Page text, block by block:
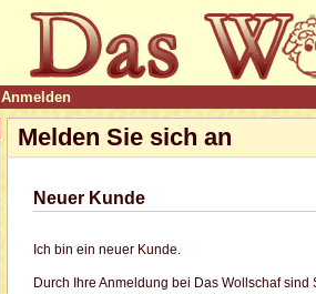
Anmelden
Melden Sie sich an
Neuer Kunde
Ich bin ein neuer Kunde.
Durch Ihre Anmeldung bei Das Wollschaf sind